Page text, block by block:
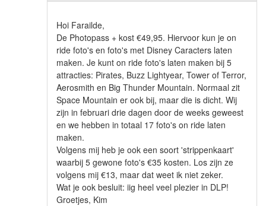
Hoi Farailde,
De Photopass + kost €49,95. Hiervoor kun je on
ride foto's en foto's met Disney Caracters laten
maken. Je kunt on ride foto's laten maken bij 5
attracties: Pirates, Buzz Lightyear, Tower of Terror,
Aerosmith en Big Thunder Mountain. Normaal zit
Space Mountain er ook bij, maar die is dicht. Wij
zijn in februari drie dagen door de weeks geweest
en we hebben in totaal 17 foto's on ride laten
maken.
Volgens mij heb je ook een soort 'strippenkaart'
waarbij 5 gewone foto's €35 kosten. Los zijn ze
volgens mij €13, maar dat weet ik niet zeker.
Wat je ook besluit: iig heel veel plezier in DLP!
Groetjes, Kim